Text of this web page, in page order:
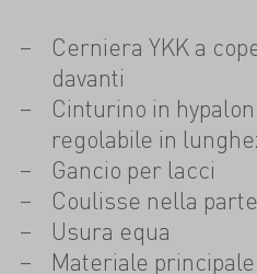
Cerniera YKK a
davanti
Cinturino in
regolabile in
Gancio per lacci
Coulisse nella
Usura equa
Materiale